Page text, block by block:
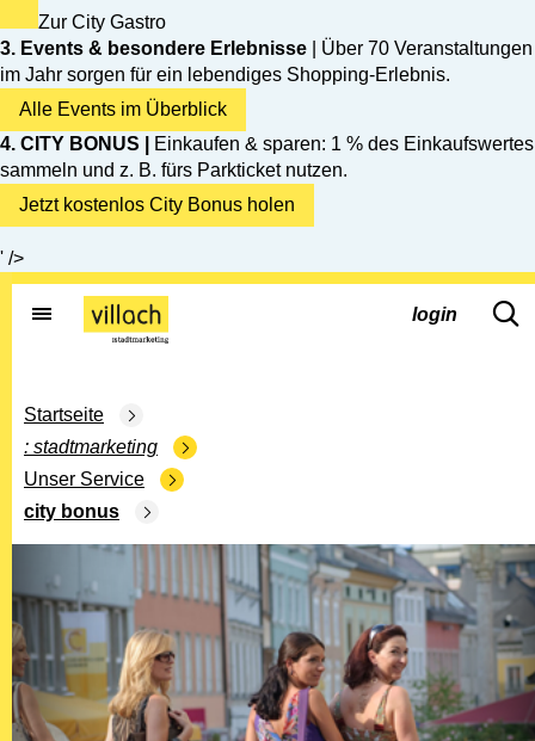
Zur City Gastro
3. Events & besondere Erlebnisse | Über 70 Veranstaltungen
im Jahr sorgen für ein lebendiges Shopping-Erlebnis.
Alle Events im Überblick
4. CITY BONUS |
Einkaufen & sparen: 1 % des Einkaufswertes
sammeln und z. B. fürs Parkticket nutzen.
Jetzt kostenlos City Bonus holen
' />
Gehe zur Startseite
login
Startseite
stadtmarketing
Unser Service
city bonus